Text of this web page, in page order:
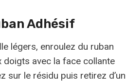
Adhésif
légers, enroulez du ruban
doigts avec la face collante
sur le résidu puis retirez d’un